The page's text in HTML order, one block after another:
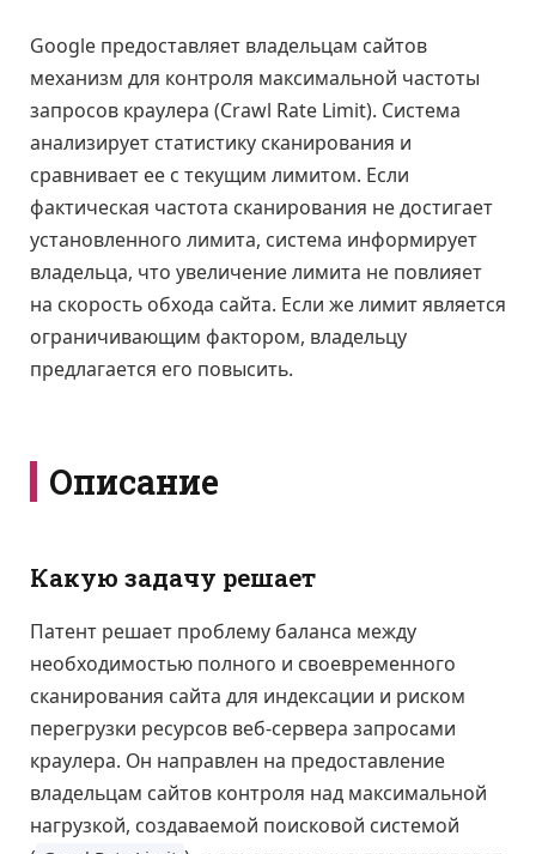
Google предоставляет владельцам сайтов
механизм для контроля максимальной частоты
запросов краулера (Crawl Rate Limit). Система
анализирует статистику сканирования и
сравнивает ее с текущим лимитом. Если
фактическая частота сканирования не достигает
установленного лимита, система информирует
владельца, что увеличение лимита не повлияет
на скорость обхода сайта. Если же лимит является
ограничивающим фактором, владельцу
предлагается его повысить.
Описание
Какую задачу решает
Патент решает проблему баланса между
необходимостью полного и своевременного
сканирования сайта для индексации и риском
перегрузки ресурсов веб-сервера запросами
краулера. Он направлен на предоставление
владельцам сайтов контроля над максимальной
нагрузкой, создаваемой поисковой системой